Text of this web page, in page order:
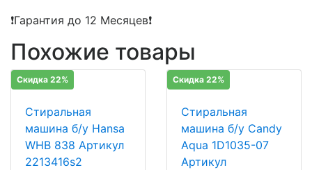
❗Гарантия до 12 Месяцев❗
Похожие товары
Скидка 22%
Стиральная
машина б/у Hansa
WHB 838 Артикул
2213416s2
Скидка 22%
Стиральная
машина б/у Candy
Aqua 1D1035-07
Артикул